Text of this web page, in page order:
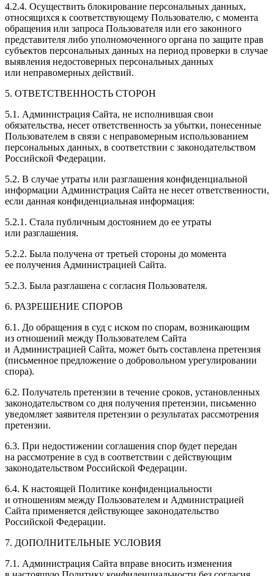
4.2.4. Осуществить блокирование персональных данных,
относящихся к соответствующему Пользователю, с момента
обращения или запроса Пользователя или его законного
представителя либо уполномоченного органа по защите прав
субъектов персональных данных на период проверки в случае
выявления недостоверных персональных данных
или неправомерных действий.
5. ОТВЕТСТВЕННОСТЬ СТОРОН
5.1. Администрация Сайта, не исполнившая свои
обязательства, несет ответственность за убытки, понесенные
Пользователем в связи с неправомерным использованием
персональных данных, в соответствии с законодательством
Российской Федерации.
5.2. В случае утраты или разглашения конфиденциальной
информации Администрация Сайта не несет ответственности,
если данная конфиденциальная информация:
5.2.1. Стала публичным достоянием до ее утраты
или разглашения.
5.2.2. Была получена от третьей стороны до момента
ее получения Администрацией Сайта.
5.2.3. Была разглашена с согласия Пользователя.
6. РАЗРЕШЕНИЕ СПОРОВ
6.1. До обращения в суд с иском по спорам, возникающим
из отношений между Пользователем Сайта
и Администрацией Сайта, может быть составлена претензия
(письменное предложение о добровольном урегулировании
спора).
6.2. Получатель претензии в течение сроков, установленных
законодательством со дня получения претензии, письменно
уведомляет заявителя претензии о результатах рассмотрения
претензии.
6.3. При недостижении соглашения спор будет передан
на рассмотрение в суд в соответствии с действующим
законодательством Российской Федерации.
6.4. К настоящей Политике конфиденциальности
и отношениям между Пользователем и Администрацией
Сайта применяется действующее законодательство
Российской Федерации.
7. ДОПОЛНИТЕЛЬНЫЕ УСЛОВИЯ
7.1. Администрация Сайта вправе вносить изменения